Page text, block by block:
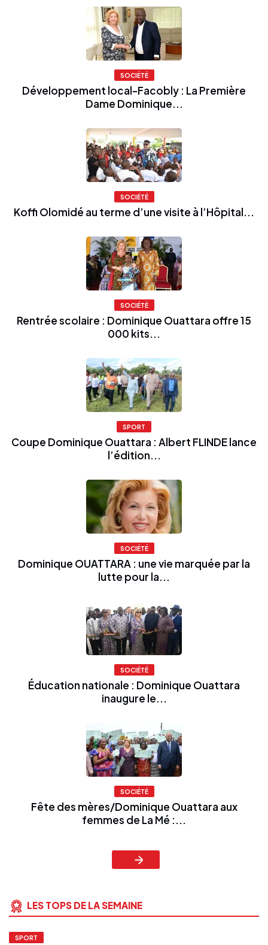
SOCIÉTÉ
Développement local-Facobly : La Première
Dame Dominique...
SOCIÉTÉ
Koffi Olomidé au terme d’une visite à l’Hôpital...
SOCIÉTÉ
Rentrée scolaire : Dominique Ouattara offre 15
000 kits...
SPORT
Coupe Dominique Ouattara : Albert FLINDE lance
l’édition...
SOCIÉTÉ
Dominique OUATTARA : une vie marquée par la
lutte pour la...
SOCIÉTÉ
Éducation nationale : Dominique Ouattara
inaugure le...
SOCIÉTÉ
Fête des mères/Dominique Ouattara aux
femmes de La Mé :...
LES TOPS DE LA SEMAINE
SPORT